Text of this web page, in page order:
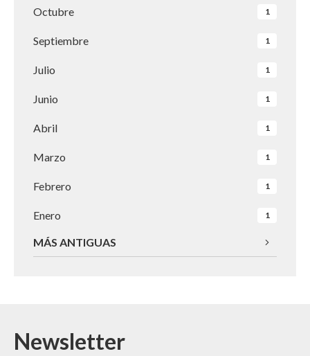
Octubre 1
Septiembre 1
Julio 1
Junio 1
Abril 1
Marzo 1
Febrero 1
Enero 1
MÁS ANTIGUAS
Newsletter